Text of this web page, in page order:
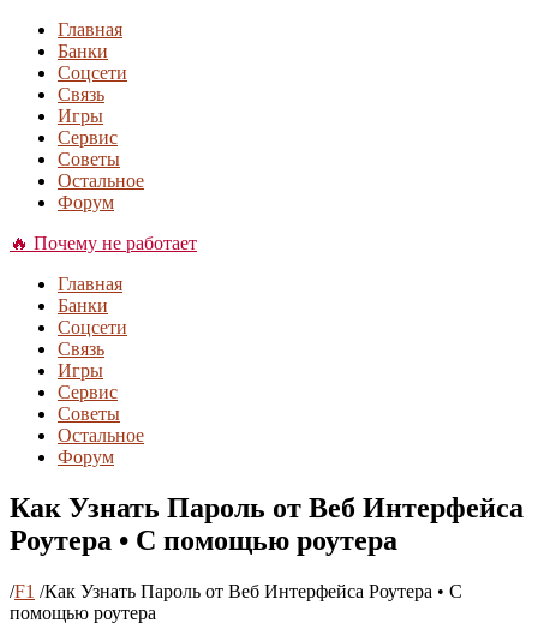
Главная
Банки
Соцсети
Связь
Игры
Сервис
Советы
Остальное
Форум
🔥 Почему не работает
Главная
Банки
Соцсети
Связь
Игры
Сервис
Советы
Остальное
Форум
Как Узнать Пароль от Веб Интерфейса
Роутера • С помощью роутера
/F1 /Как Узнать Пароль от Веб Интерфейса Роутера • С
помощью роутера